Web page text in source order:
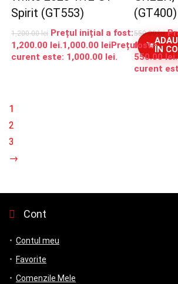
Spirit (GT553)
1,200.00lei Prețul inițial a fost:
1,200.00 lei.1,000.00 leiPrețul
curent este: 1,000.00 lei.
ÎN
(GT400)
550.00lei
fost:
550.00 lei.
curent
1
2
3
→
Cont
Contul meu
Favorite
Comenzile Mele